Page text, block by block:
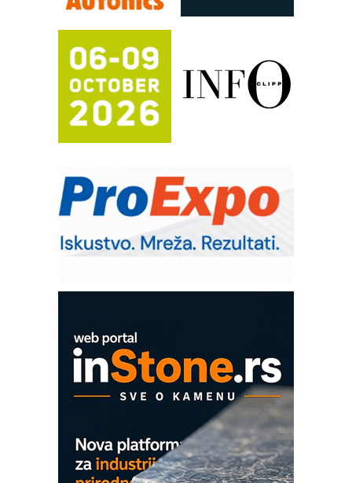
Proizvodnja iC7 Hybrid 1500 VDC
Potpuna efikasnost bez složenih
sistema
Trajna oznaka kao dugoročna korist
Bezbednost na prvom mestu!
IB BLUMENAUER - više od 40 godina
RMQ-TITAN ADVANCED INDICATOR
– Pametna signalizacija za efikasnije
upravljanje mašinama
Sigurnije ispitivanje transformatora u
solarnim elektranama i vetroparkovima
EVOKS Maintenance Management
na viši nivo
Detekcija različitih oblika
MAREX - Lim i mašine za savremena
rešenja